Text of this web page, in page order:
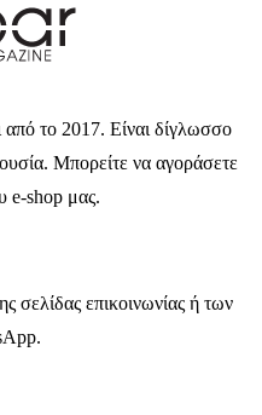
το 2017. Είναι δίγλωσσο
Μπορείτε να αγοράσετε
e-shop μας.
σελίδας επικοινωνίας ή των